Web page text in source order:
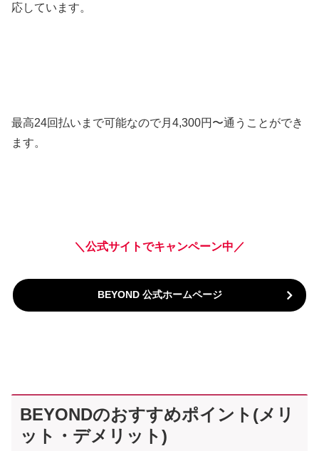
応しています。
最高24回払いまで可能なので月4,300円〜通うことができ
ます。
＼公式サイトでキャンペーン中／
BEYOND 公式ホームページ
BEYONDのおすすめポイント(メリ
ット・デメリット)